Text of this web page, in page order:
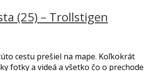
(25) – Trollstigen
cestu prešiel na mape. Koľkokrát
fotky a videá a všetko čo o prechode